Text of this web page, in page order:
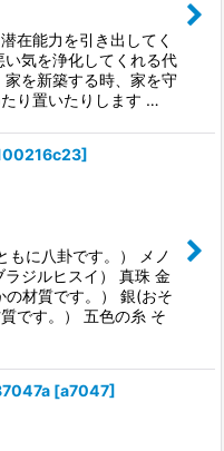
在能力を引き出してく
気を浄化してくれる代
を新築する時、家を守
り置いたりします …
]
もに八卦です。） メノ
ジルヒスイ） 真珠 金
の材質です。） 銀(おそ
です。） 五色の糸 そ
[a7047]